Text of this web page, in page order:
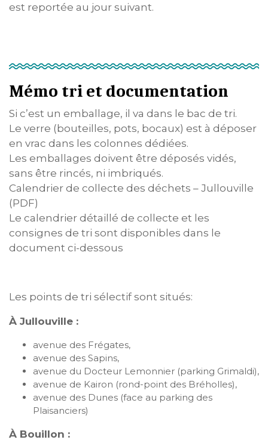
est reportée au jour suivant.
Mémo tri et documentation
Si c’est un emballage, il va dans le bac de tri.
Le verre (bouteilles, pots, bocaux) est à déposer
en vrac dans les colonnes dédiées.
Les emballages doivent être déposés vidés,
sans être rincés, ni imbriqués.
Calendrier de collecte des déchets – Jullouville
(PDF)
Le calendrier détaillé de collecte et les
consignes de tri sont disponibles dans le
document ci-dessous
Les points de tri sélectif sont situés:
À Jullouville :
avenue des Frégates,
avenue des Sapins,
avenue du Docteur Lemonnier (parking Grimaldi),
avenue de Kairon (rond-point des Bréholles),
avenue des Dunes (face au parking des
Plaisanciers)
À Bouillon :